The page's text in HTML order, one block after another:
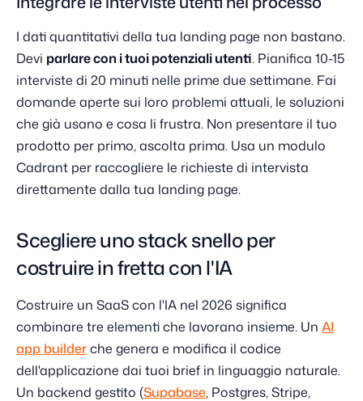
I dati quantitativi della tua landing page non bastano.
Devi parlare con i tuoi potenziali utenti. Pianifica 10-15
interviste di 20 minuti nelle prime due settimane. Fai
domande aperte sui loro problemi attuali, le soluzioni
che già usano e cosa li frustra. Non presentare il tuo
prodotto per primo, ascolta prima. Usa un modulo
Cadrant per raccogliere le richieste di intervista
direttamente dalla tua landing page.
Scegliere uno stack snello per
costruire in fretta con l'IA
Costruire un SaaS con l'IA nel 2026 significa
combinare tre elementi che lavorano insieme. Un AI
app builderche genera e modifica il codice
dell'applicazione dai tuoi brief in linguaggio naturale.
Un backend gestito (Supabase, Postgres, Stripe,